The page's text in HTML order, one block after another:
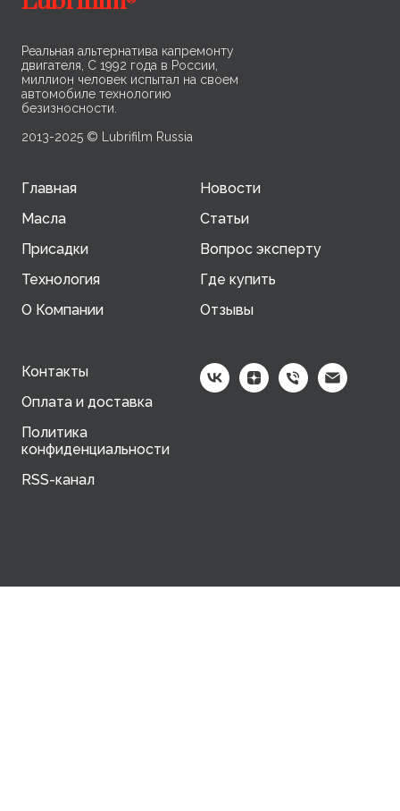
Реальная альтернатива капремонту
двигателя, С 1992 года в России,
миллион человек испытал на своем
автомобиле технологию
безизносности.
2013-2025 © Lubrifilm Russia
Главная
Масла
Присадки
Технология
О Компании
Новости
Статьи
Вопрос эксперту
Где купить
Отзывы
Контакты
Оплата и доставка
Политика
конфиденциальности
RSS-канал